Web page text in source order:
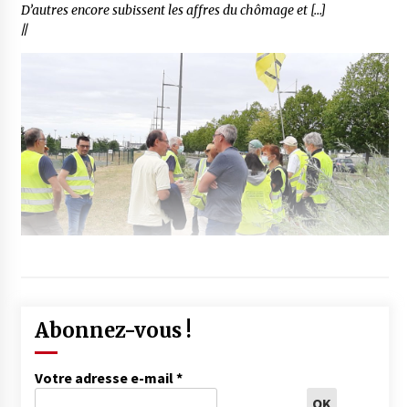
D’autres encore subissent les affres du chômage et […]
//
Abonnez-vous !
Votre adresse e-mail*